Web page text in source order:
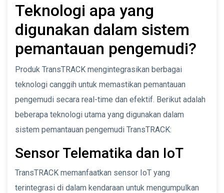
Teknologi apa yang
digunakan dalam sistem
pemantauan pengemudi?
Produk TransTRACK mengintegrasikan berbagai
teknologi canggih untuk memastikan pemantauan
pengemudi secara real-time dan efektif. Berikut adalah
beberapa teknologi utama yang digunakan dalam
sistem pemantauan pengemudi TransTRACK:
Sensor Telematika dan IoT
TransTRACK memanfaatkan sensor IoT yang
terintegrasi di dalam kendaraan untuk mengumpulkan